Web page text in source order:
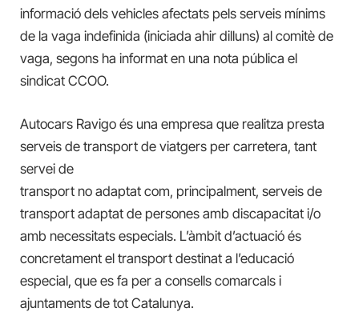
informació dels vehicles afectats pels serveis mínims
de la vaga indefinida (iniciada ahir dilluns) al comitè de
vaga, segons ha informat en una nota pública el
sindicat CCOO.
Autocars Ravigo és una empresa que realitza presta
serveis de transport de viatgers per carretera, tant
servei de
transport no adaptat com, principalment, serveis de
transport adaptat de persones amb discapacitat i/o
amb necessitats especials. L’àmbit d’actuació és
concretament el transport destinat a l’educació
especial, que es fa per a consells comarcals i
ajuntaments de tot Catalunya.